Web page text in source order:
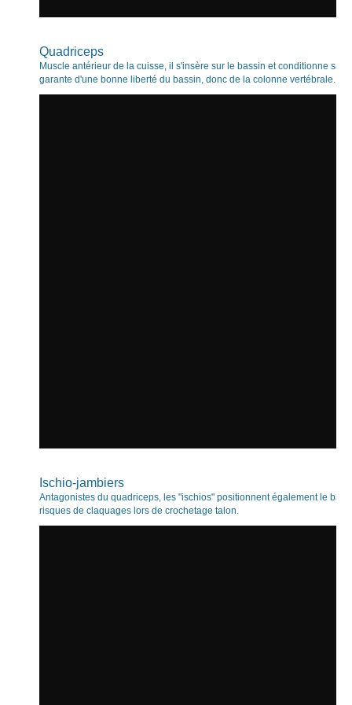
Quadriceps
Muscle antérieur de la cuisse, il s'insère sur le bassin et conditionne sa
garante d'une bonne liberté du bassin, donc de la colonne vertébrale.
Ischio-jambiers
Antagonistes du quadriceps, les "ischios" positionnent également le
risques de claquages lors de crochetage talon.